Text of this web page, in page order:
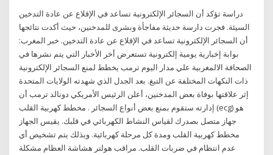
دراسة تؤكد أن السجائر الإلكترونية تساعد في الإقلاع عن عادة التدخين
السيئة. فجرت دارسة حديثة مفاجأة وبشرى للمدخنين، حيث أكدت نتائجها
أن السجائر الإلكترونية تساعد في الإقلاع عن عادة التدخين. خبر المغرب:
بوابة إخبارية يومية إلكترونية تستعرض أخر الأخبار التي يتم نشرها في
الصحافة الالمغربية علي مدار اليوم ترمب يخطط لمنع السجائر الإلكترونية
ذات النكهات المختلفة عن التبغ. بعد الجدل الذي شهدته الولايات المتحدة
إثر علاقتها بوفاة بعض المدخنين، أعلن الرئيس الأمريكي دونالد ترمب أن
إدارته ستقوم بمنع بعض أنواع السجائر . مخطط كهربية القلب (ecg) هو
جهاز متصل بصدرك لقياس النشاط الكهربائي في قلبك. يقيس الجهاز
مخطط كهربية القلب ومدة كل مرحلة كهربائية. وبذلك يتم تشخيص أي
عدم انتظام في ضربات القلب. مراقب هولتر هشاشة العظام مشكلة